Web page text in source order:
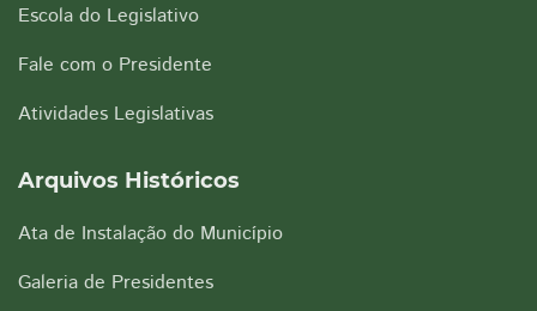
Escola do Legislativo
Fale com o Presidente
Atividades Legislativas
Arquivos Históricos
Ata de Instalação do Município
Galeria de Presidentes